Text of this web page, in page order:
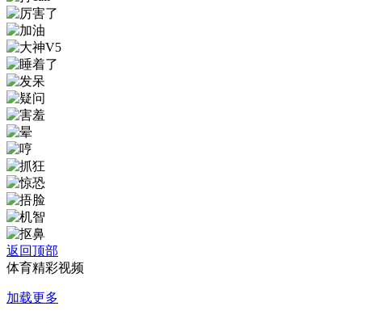
返回顶部
体育精彩视频
加载更多